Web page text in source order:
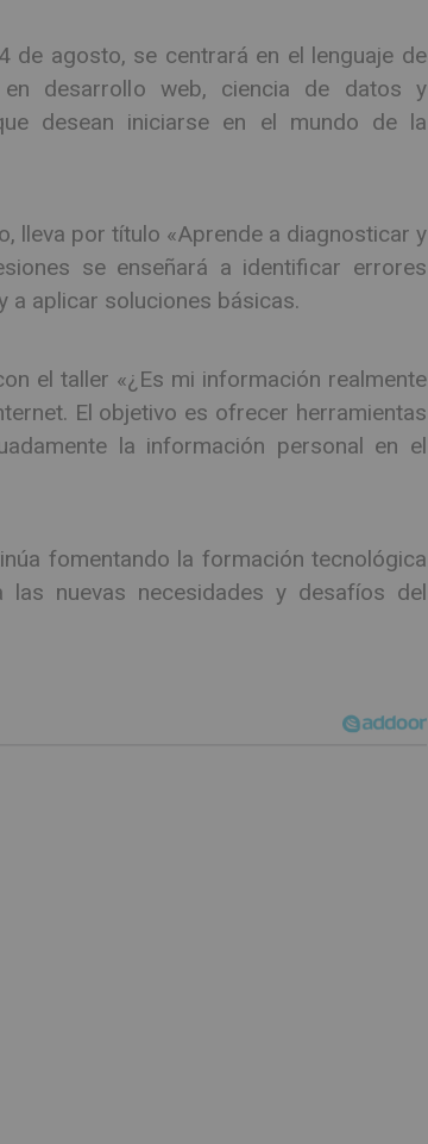
de agosto, se centrará en el lenguaje de
en desarrollo web, ciencia de datos y
desean iniciarse en el mundo de la
lleva por título «Aprende a diagnosticar y
se enseñará a identificar errores
a aplicar soluciones básicas.
el taller «¿Es mi información realmente
El objetivo es ofrecer herramientas
la información personal en el
fomentando la formación tecnológica
las nuevas necesidades y desafíos del